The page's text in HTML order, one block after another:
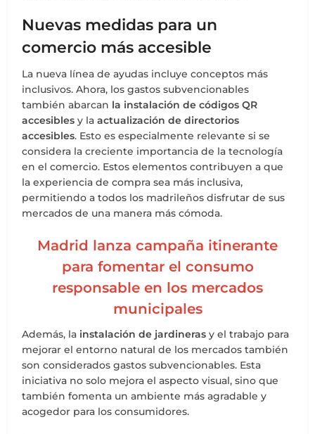
Nuevas medidas para un
comercio más accesible
La nueva línea de ayudas incluye conceptos más
inclusivos. Ahora, los gastos subvencionables
también abarcan la instalación de códigos QR
accesibles y laactualización de directorios
accesibles. Esto es especialmente relevante si se
considera la creciente importancia de la tecnología
en el comercio. Estos elementos contribuyen a que
la experiencia de compra sea más inclusiva,
permitiendo a todos los madrileños disfrutar de sus
mercados de una manera más cómoda.
Madrid lanza campaña itinerante
para fomentar el consumo
responsable en los mercados
municipales
Además, la instalación de jardineras y el trabajo para
mejorar el entorno natural de los mercados también
son considerados gastos subvencionables. Esta
iniciativa no solo mejora el aspecto visual, sino que
también fomenta un ambiente más agradable y
acogedor para los consumidores.